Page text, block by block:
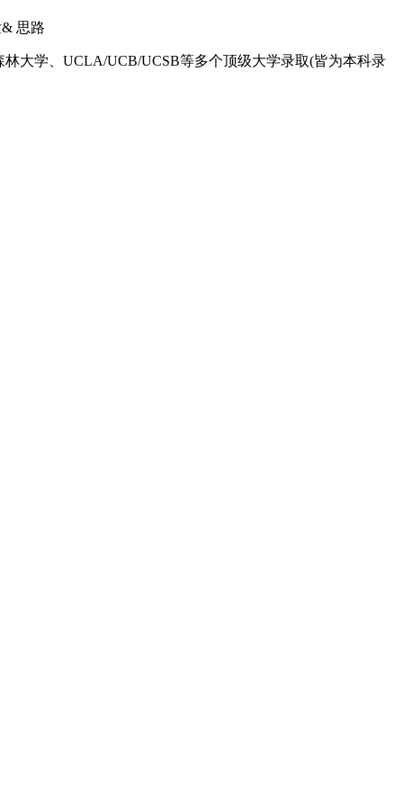
思路
大学、UCLA/UCB/UCSB等多个顶级大学录取(皆为本科录